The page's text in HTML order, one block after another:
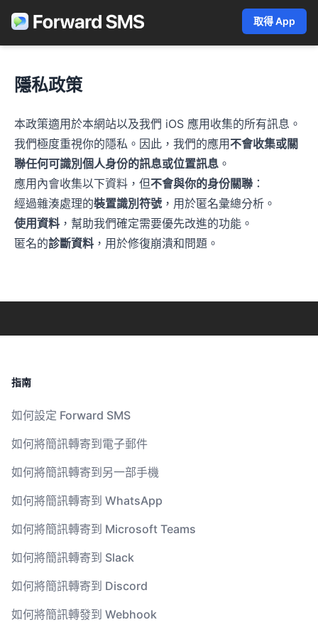
取得 App
隱私政策
本政策適用於本網站以及我們 iOS 應用收集的所有訊息。
我們極度重視你的隱私。因此，我們的應用不會收集或關
聯任何可識別個人身份的訊息或位置訊息 。
應用內會收集以下資料，但不會與你的身份關聯 ：
經過雜湊處理的裝置識別符號 ，用於匿名彙總分析。
使用資料 ，幫助我們確定需要優先改進的功能。
匿名的診斷資料 ，用於修復崩潰和問題。
指南
如何設定 Forward SMS
如何將簡訊轉寄到電子郵件
如何將簡訊轉寄到另一部手機
如何將簡訊轉寄到 WhatsApp
如何將簡訊轉寄到 Microsoft Teams
如何將簡訊轉寄到 Slack
如何將簡訊轉寄到 Discord
如何將簡訊轉發到 Webhook